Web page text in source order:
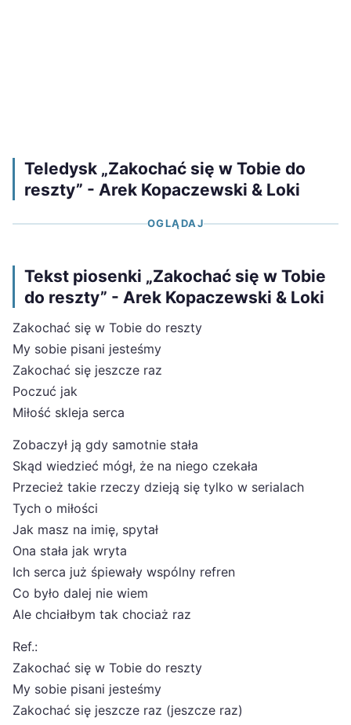
Teledysk „Zakochać się w Tobie do
reszty” - Arek Kopaczewski & Loki
OGLĄDAJ
Tekst piosenki „Zakochać się w Tobie
do reszty” - Arek Kopaczewski & Loki
Zakochać się w Tobie do reszty
My sobie pisani jesteśmy
Zakochać się jeszcze raz
Poczuć jak
Miłość skleja serca
Zobaczył ją gdy samotnie stała
Skąd wiedzieć mógł, że na niego czekała
Przecież takie rzeczy dzieją się tylko w serialach
Tych o miłości
Jak masz na imię, spytał
Ona stała jak wryta
Ich serca już śpiewały wspólny refren
Co było dalej nie wiem
Ale chciałbym tak chociaż raz
Ref.:
Zakochać się w Tobie do reszty
My sobie pisani jesteśmy
Zakochać się jeszcze raz (jeszcze raz)